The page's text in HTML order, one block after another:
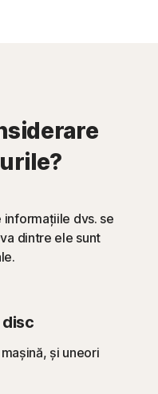
informațiile dvs. se
dintre ele sunt
și uneori